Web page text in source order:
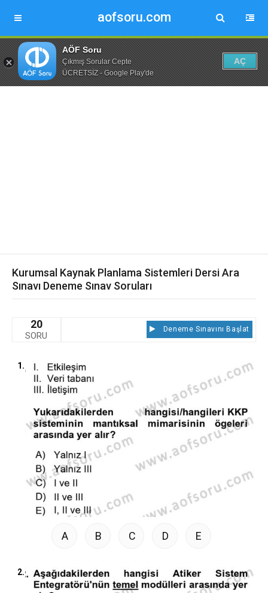
aofsoru.com
AÖF Soru
Çıkmış Sorular Cepte
ÜCRETSİZ - Google Play'de
AÇ
Kurumsal Kaynak Planlama Sistemleri Dersi Ara
Sınavı Deneme Sınav Soruları
20
SORU
Deneme Sınavını Başlat
1.
A B C D E
2.